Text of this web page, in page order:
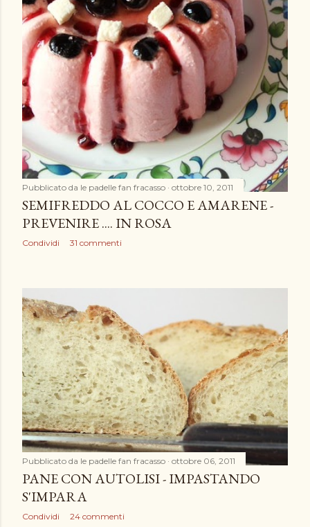
Pubblicato da le padelle fan fracasso ottobre 10, 2011
SEMIFREDDO AL COCCO E AMARENE -
PREVENIRE .... IN ROSA
Condividi 31 commenti
Pubblicato da le padelle fan fracasso ottobre 06, 2011
PANE CON AUTOLISI - IMPASTANDO
S'IMPARA
Condividi 24 commenti